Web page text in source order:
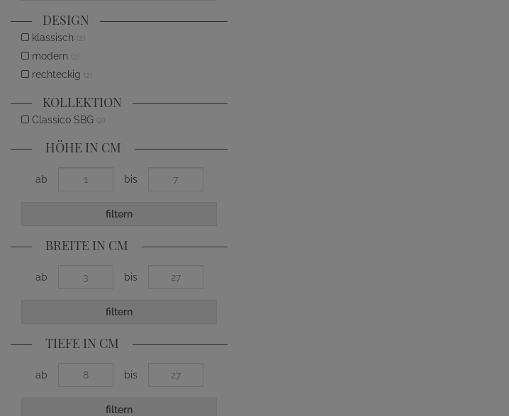
DESIGN
klassisch (2)
modern (2)
rechteckig (2)
KOLLEKTION
Classico SBG (2)
HÖHE IN CM
ab bis
filtern
BREITE IN CM
ab bis
filtern
TIEFE IN CM
ab bis
filtern